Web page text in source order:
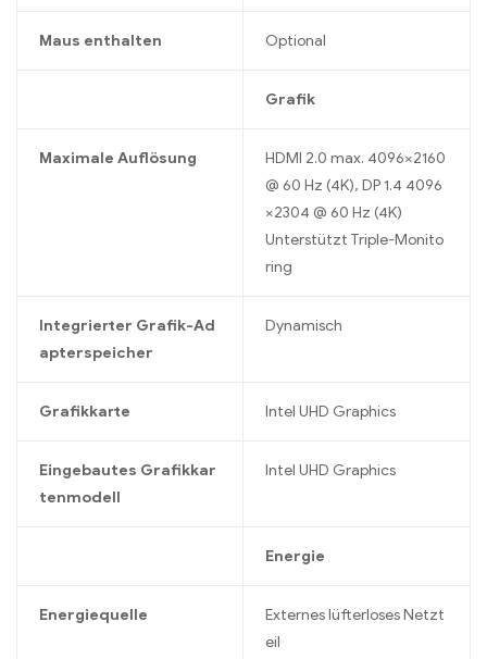
Maus enthalten Optional
Grafik
Maximale Auflösung
HDMI 2.0 max. 4096×2160
@ 60 Hz (4K), DP 1.4 4096
×2304 @ 60 Hz (4K)
Unterstützt Triple-Monito
ring
Integrierter Grafik-Ad
apterspeicher
Dynamisch
Grafikkarte Intel UHD Graphics
Eingebautes Grafikkar
tenmodell
Intel UHD Graphics
Energie
Energiequelle
Externes lüfterloses Netzt
eil